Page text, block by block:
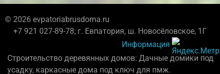
© 2026 evpatoriabrusdoma.ru
+7 921 027-89-78; г. Евпатория, ш. Новосёловское, 1Г
Информация
Строительство деревянных домов: Дачные домики под
усадку, каркасные дома под ключ для пмж.